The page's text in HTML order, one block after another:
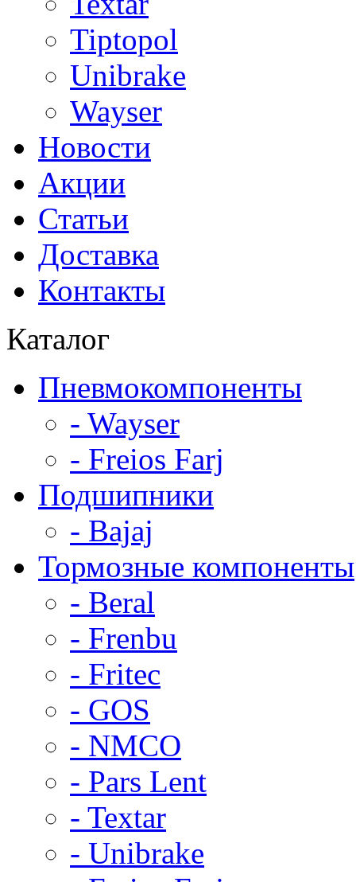
Tiptopol
Unibrake
Wayser
Новости
Акции
Статьи
Доставка
Контакты
Каталог
Пневмокомпоненты
- Wayser
- Freios Farj
Подшипники
- Bajaj
Тормозные компоненты
- Beral
- Frenbu
- Fritec
- GOS
- NMCO
- Pars Lent
- Textar
- Unibrake